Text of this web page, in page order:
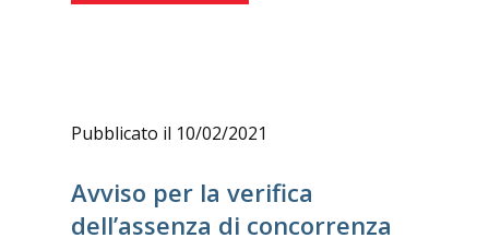
Pubblicato il 10/02/2021
Avviso per la verifica
dell’assenza di concorrenza